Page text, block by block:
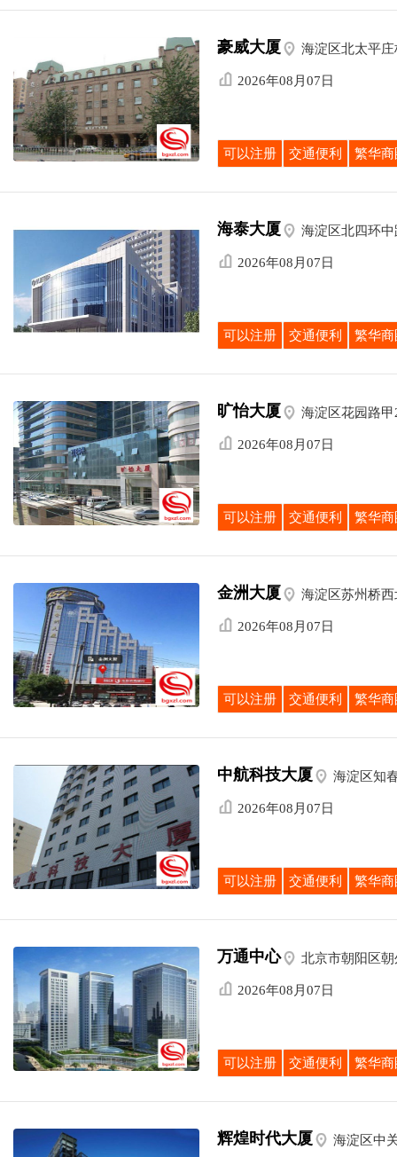
豪威大厦  海淀区北太平
 2026年08月07日
可以注册 交通便利 繁华商
海泰大厦  海淀区北四环中
 2026年08月07日
可以注册 交通便利 繁华商
旷怡大厦  海淀区花园路甲
 2026年08月07日
可以注册 交通便利 繁华商
金洲大厦  海淀区苏州桥
 2026年08月07日
可以注册 交通便利 繁华商
中航科技大厦  海淀区知
 2026年08月07日
可以注册 交通便利 繁华商
万通中心 北京市朝阳区
 2026年08月07日
可以注册 交通便利 繁华商
辉煌时代大厦  海淀区中